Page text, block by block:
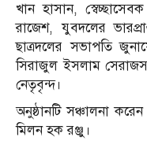
খান হাসান,
রাজেশ, যুবদলের
ছাত্রদলের সভাপতি
সিরাজুল ইসলাম
নেতৃবৃন্দ।
অনুষ্ঠানটি সঞ্চালনা
মিলন হক রঞ্জু।